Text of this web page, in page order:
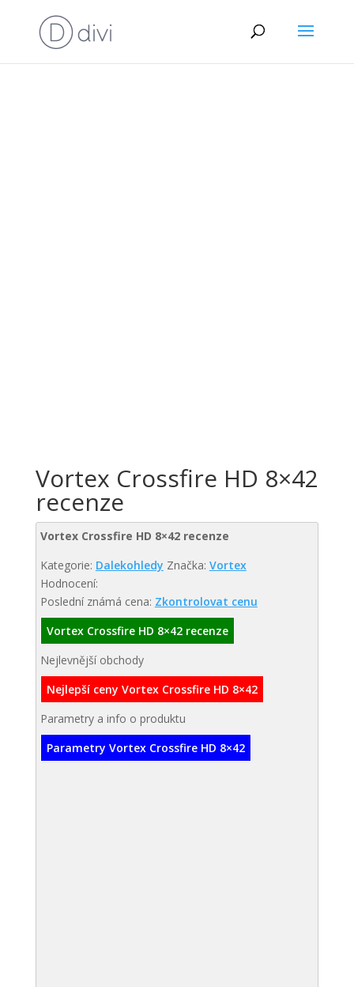
Vortex Crossfire HD 8×42
recenze
Vortex Crossfire HD 8×42 recenze
Kategorie: Dalekohledy Značka: Vortex
Hodnocení:
Poslední známá cena: Zkontrolovat cenu
Vortex Crossfire HD 8×42 recenze
Nejlevnější obchody
Nejlepší ceny Vortex Crossfire HD 8×42
Parametry a info o produktu
Parametry Vortex Crossfire HD 8×42